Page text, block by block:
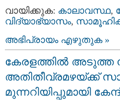
വായിക്കുക: കാലാവസ്ഥ,
വിദ്യാഭ്യാസം,
അഭിപ്രായം എഴുതുക »
കേരളത്തിൽ അടുത്ത
അതിതീവ്രമഴയ്ക്ക്
മുന്നറിയിപ്പുമായി